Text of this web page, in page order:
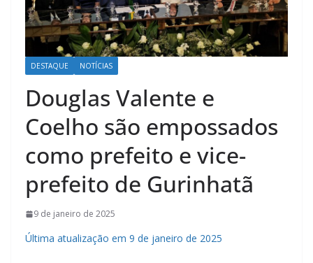
DESTAQUE NOTÍCIAS
Douglas Valente e
Coelho são empossados
como prefeito e vice-
prefeito de Gurinhatã
9 de janeiro de 2025
Última atualização em 9 de janeiro de 2025